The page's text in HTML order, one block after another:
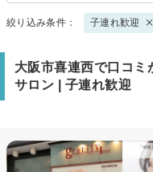
絞り込み条件： 子連れ歓迎
大阪市喜連西で口コミ
サロン | 子連れ歓迎